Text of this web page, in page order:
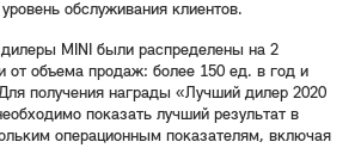
обслуживания клиентов.
MINI были распределены на 2
от объема продаж: более 150 ед. в год и
получения награды «Лучший дилер 2020
показать лучший результат в
операционным показателям, включая